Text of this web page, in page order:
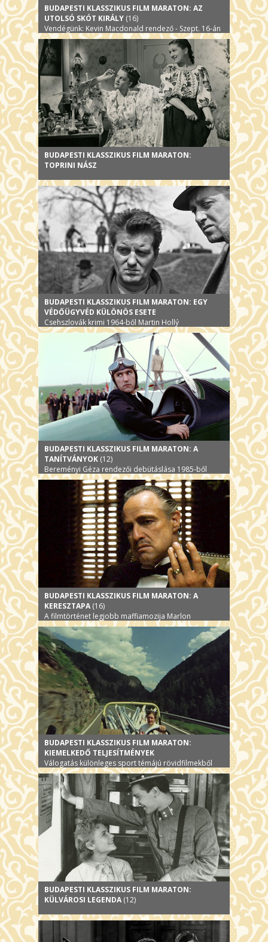
BUDAPESTI KLASSZIKUS FILM MARATON: AZ
UTOLSÓ SKÓT KIRÁLY (16)
Vendégünk: Kevin Macdonald rendező - Szept. 16-án
BUDAPESTI KLASSZIKUS FILM MARATON:
TOPRINI NÁSZ
BUDAPESTI KLASSZIKUS FILM MARATON: EGY
VÉDŐÜGYVÉD KÜLÖNÖS ESETE
Csehszlovák krimi 1964-ből Martin Hollý
rendezésében
BUDAPESTI KLASSZIKUS FILM MARATON: A
TANÍTVÁNYOK (12)
Bereményi Géza rendezői debütáslása 1985-ből
BUDAPESTI KLASSZIKUS FILM MARATON: A
KERESZTAPA (16)
A filmtörténet legjobb maffiamozija Marlon
Brandóval
BUDAPESTI KLASSZIKUS FILM MARATON:
KIEMELKEDŐ TELJESÍTMÉNYEK
Válogatás különleges sport témájú rövidfilmekből
BUDAPESTI KLASSZIKUS FILM MARATON:
KÜLVÁROSI LEGENDA (12)